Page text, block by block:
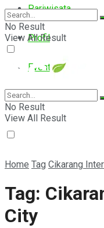
Pariwisata
Profil
Event
E-Magazine
No Result
View All Result
No Result
View All Result
Home Tag Cikarang
Tag:
City